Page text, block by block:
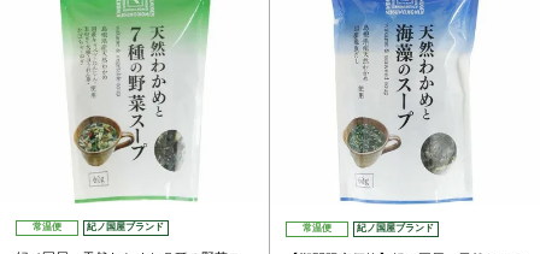
常温便 紀ノ国屋ブランド 常温便 紀ノ国屋ブランド